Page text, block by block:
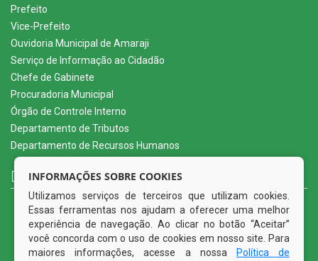
Prefeito
Vice-Prefeito
Ouvidoria Municipal de Amaraji
Serviço de Informação ao Cidadão
Chefe de Gabinete
Procuradoria Municipal
Órgão de Controle Interno
Departamento de Tributos
Departamento de Recursos Humanos
CURTA NOSSA FAN PAGE
INFORMAÇÕES SOBRE COOKIES
Utilizamos serviços de terceiros que utilizam cookies.
Essas ferramentas nos ajudam a oferecer uma melhor
experiência de navegação. Ao clicar no botão “Aceitar”
você concorda com o uso de cookies em nosso site. Para
maiores informações, acesse a nossa
Política de